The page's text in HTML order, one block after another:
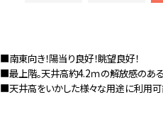
■南東向き！陽当り良好！眺望良好！
■最上階。天井高約4.2ｍの解放感のあ
■天井高をいかした様々な用途に利用可